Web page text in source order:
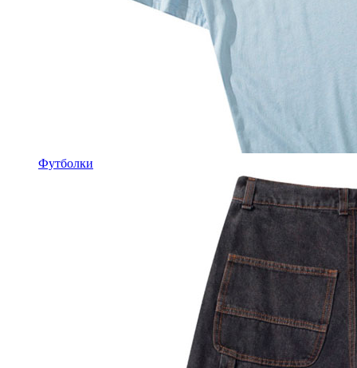
Футболки